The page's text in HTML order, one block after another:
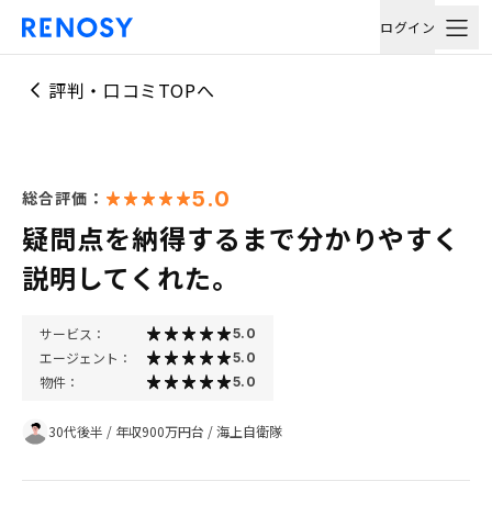
ログイン
評判・口コミTOPへ
総合評価： 5.0
疑問点を納得するまで分かりやすく
説明してくれた。
サービス： 5.0
エージェント： 5.0
物件： 5.0
30代後半 / 年収900万円台 /海上自衛隊